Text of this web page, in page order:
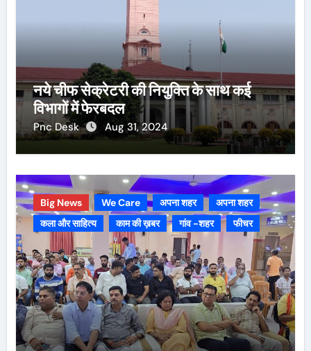
नये चीफ सेक्रेटरी की नियुक्ति के साथ कई
विभागों में फेरबदल
Pnc Desk Aug 31, 2024
Big News We Care अपना शहर
अपना शहर
कला और साहित्य
काम की ख़बर गांव -शहर फीचर